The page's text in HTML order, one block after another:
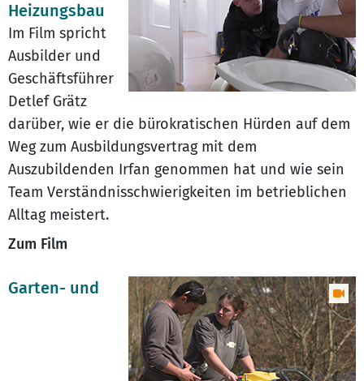
Heizungsbau
Im Film spricht
Ausbilder und
Geschäftsführer
Detlef Grätz
darüber, wie er die bürokratischen Hürden auf dem
Weg zum Ausbildungsvertrag mit dem
Auszubildenden Irfan genommen hat und wie sein
Team Verständnisschwierigkeiten im betrieblichen
Alltag meistert.
Zum Film
Garten- und